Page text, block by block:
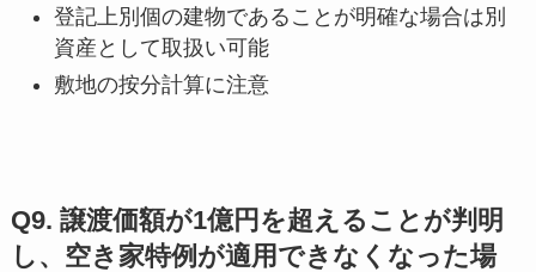
登記上別個の建物であることが明確な場合は別
資産として取扱い可能
敷地の按分計算に注意
Q9. 譲渡価額が1億円を超えることが判明
し、空き家特例が適用できなくなった場